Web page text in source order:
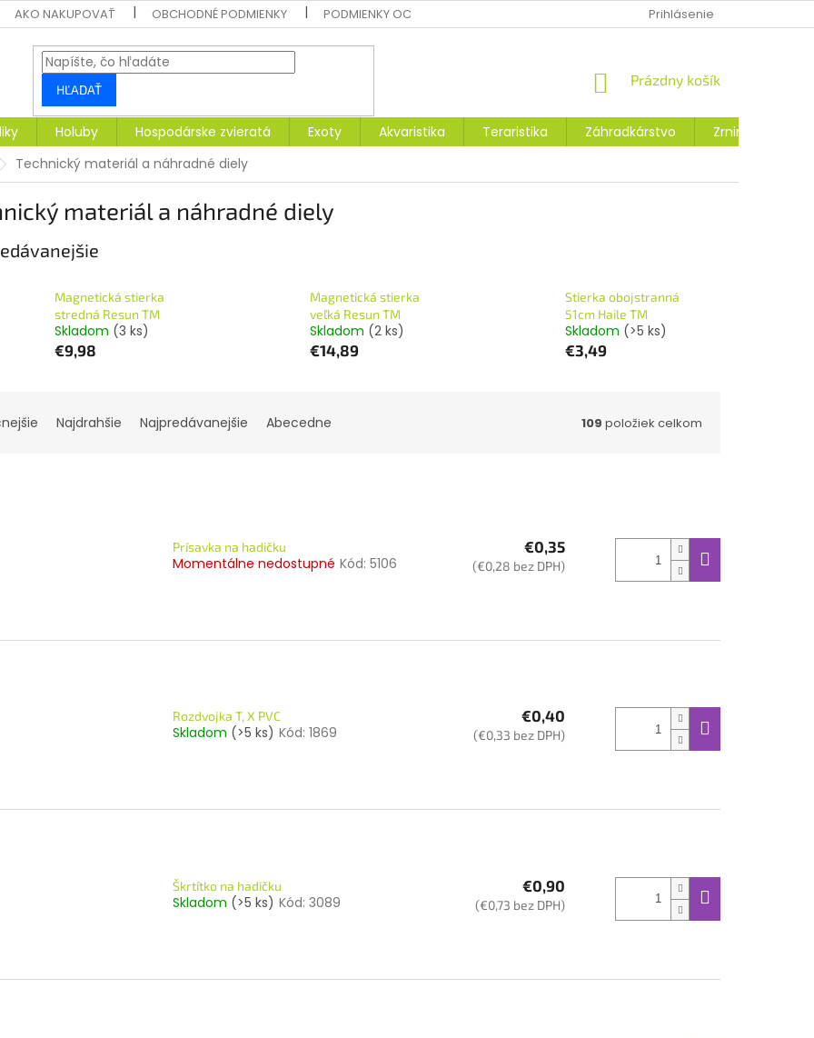
AKO NAKUPOVAŤ OBCHODNÉ PODMIENKY PODMIENKY OCHRANY OSOBNÝCH ÚDAJOV MOJA OBJEDNÁVKA
Prihlásenie
HĽADAŤ
NÁKUPNÝ
Prázdny košík
Holuby Hospodárske zvieratá Exoty Akvaristika Teraristika Záhradkárstvo
Zrniny a osivá
Technický materiál a náhradné diely
materiál a náhradné diely
Magnetická stierka
stredná Resun TM
Skladom (3 ks)
€9,98
Magnetická stierka
veľká Resun TM
Skladom (2 ks)
€14,89
Stierka obojstranná
51cm Haile TM
Skladom (>5 ks)
€3,49
Najdrahšie Najpredávanejšie Abecedne 109 položiek celkom
Prísavka na hadičku
Momentálne nedostupné Kód: 5106
€0,35
(€0,28 bez DPH)
Rozdvojka T, X PVC
Skladom (>5 ks) Kód: 1869
€0,40
(€0,33 bez DPH)
Škrtítko na hadičku
Skladom (>5 ks) Kód: 3089
€0,90
(€0,73 bez DPH)